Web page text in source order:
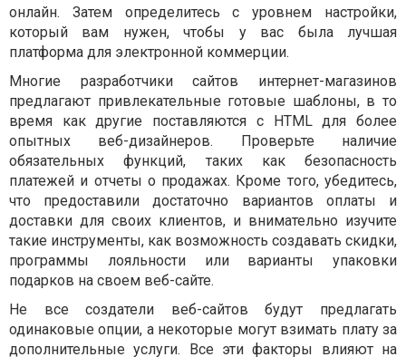
онлайн. Затем определитесь с уровнем настройки,
который вам нужен, чтобы у вас была лучшая
платформа для электронной коммерции.
Многие разработчики сайтов интернет-магазинов
предлагают привлекательные готовые шаблоны, в то
время как другие поставляются с HTML для более
опытных веб-дизайнеров. Проверьте наличие
обязательных функций, таких как безопасность
платежей и отчеты о продажах. Кроме того, убедитесь,
что предоставили достаточно вариантов оплаты и
доставки для своих клиентов, и внимательно изучите
такие инструменты, как возможность создавать скидки,
программы лояльности или варианты упаковки
подарков на своем веб-сайте.
Не все создатели веб-сайтов будут предлагать
одинаковые опции, а некоторые могут взимать плату за
дополнительные услуги. Все эти факторы влияют на